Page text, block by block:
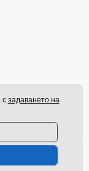
с задаването на